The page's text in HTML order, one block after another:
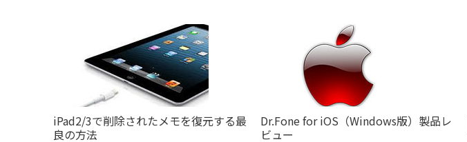
画像編集オンラインツール
Filmstock
動画編集に使える素材サイト
クリエイティブ系ソフトラインナップ
iPad2/3で削除されたメモを復元する最
良の方法
Dr.Fone for iOS（Windows版）製品レ
ビュー